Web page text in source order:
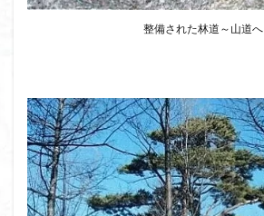
整備された林道～山道へ